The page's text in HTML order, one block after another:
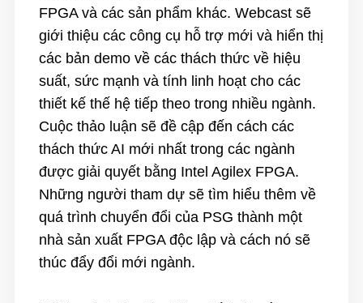
FPGA và các sản phẩm khác. Webcast sẽ
giới thiệu các công cụ hỗ trợ mới và hiển thị
các bản demo về các thách thức về hiệu
suất, sức mạnh và tính linh hoạt cho các
thiết kế thế hệ tiếp theo trong nhiều ngành.
Cuộc thảo luận sẽ đề cập đến cách các
thách thức AI mới nhất trong các ngành
được giải quyết bằng Intel Agilex FPGA.
Những người tham dự sẽ tìm hiểu thêm về
quá trình chuyển đổi của PSG thành một
nhà sản xuất FPGA độc lập và cách nó sẽ
thúc đẩy đổi mới ngành.